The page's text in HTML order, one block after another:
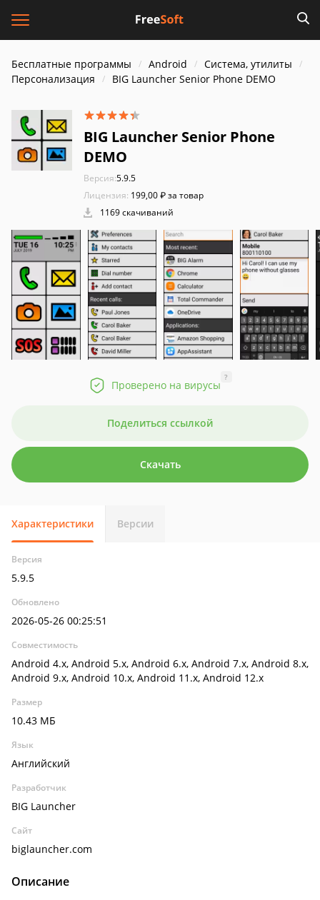
Бесплатные программы Android
Система, утилиты
Персонализация
BIG Launcher Senior Phone DEMO
BIG Launcher Senior Phone
DEMO
Версия:5.9.5
Лицензия: 199,00 ₽ за товар
1169 скачиваний
Проверено на вирусы
?
Поделиться ссылкой
Скачать
Характеристики Версии
Версия
5.9.5
Обновлено
2026-05-26 00:25:51
Совместимость
Android 4.x, Android 5.x, Android 6.x, Android 7.x, Android 8.x,
Android 9.x, Android 10.x, Android 11.x, Android 12.x
Размер
10.43 МБ
Язык
Английский
Разработчик
BIG Launcher
Сайт
biglauncher.com
Описание